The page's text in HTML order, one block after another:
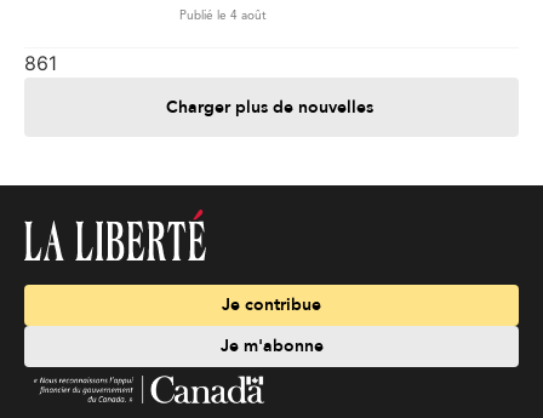
Publié le 4 août
861
Charger plus de nouvelles
Je contribue
Je m'abonne